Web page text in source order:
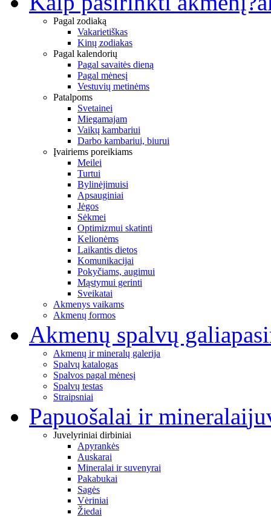
Pagal zodiaką
Vakarietiškas
Kinų zodiakas
Pagal kalendorių
Pagal savaitės dieną
Pagal mėnesį
Vestuvių metinėms
Patalpoms
Svetainei
Miegamajam
Vaikų kambariui
Darbo kambariui, biurui
Įvairiems poreikiams
Meilei
Turtui
Bylinėjimuisi
Apsauginiai
Jėgos
Sėkmei
Optimizmui skatinti
Kelionėms
Laikantis dietos
Komunikacijai
Pokyčiams, augimui
Mąstymui gerinti
Sveikatai
Akmenys vaikams
Akmenų formos
Akmenų spalvų galia
Akmenų ir mineralų galerija
Spalvų katalogas
Spalvos pagal mėnesį
Spalvų testas
Straipsniai
Papuošalai ir mineralai
Juvelyriniai dirbiniai
Apyrankės
Auskarai
Mineralai ir suvenyrai
Pakabukai
Sagės
Vėriniai
Žiedai